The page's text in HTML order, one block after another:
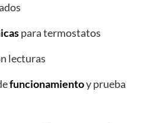
para termostatos
lecturas
funcionamientoy prueba